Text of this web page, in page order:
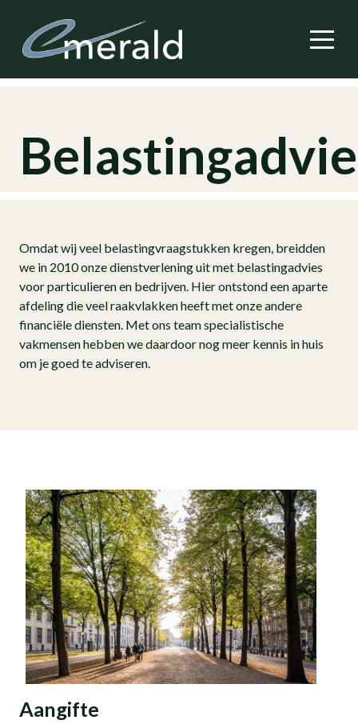
Omdat wij veel belastingvraagstukken kregen, breidden
we in 2010 onze dienstverlening uit met belastingadvies
voor particulieren en bedrijven. Hier ontstond een aparte
afdeling die veel raakvlakken heeft met onze andere
financiële diensten. Met ons team specialistische
vakmensen hebben we daardoor nog meer kennis in huis
om je goed te adviseren.
Aangifte